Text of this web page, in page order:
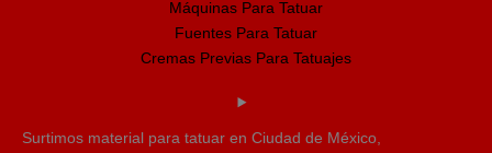
Máquinas Para Tatuar
Fuentes Para Tatuar
Cremas Previas Para Tatuajes
Surtimos material para tatuar en Ciudad de México,